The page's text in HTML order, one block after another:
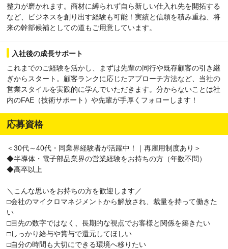
整力が磨かれます。商材に縛られず自ら新しい仕入れ先を開拓する
など、ビジネスを創り出す経験も可能！実績と信頼を積み重ね、将
来の幹部候補としての道もご用意しています。
入社後の成長サポート
これまでのご経験を活かし、まずは先輩の同行や既存顧客の引き継
ぎからスタート。顧客ランクに応じたアプローチ方法など、当社の
営業スタイルを実践的に学んでいただきます。分からないことは社
内のFAE（技術サポート）や先輩が手厚くフォローします！
応募資格
＜30代～40代・同業界経験者が活躍中！｜再雇用制度あり＞
◆半導体・電子部品業界の営業経験をお持ちの方（年数不問）
◆高卒以上
＼こんな思いをお持ちの方を歓迎します／
□会社のマイクロマネジメントから解放され、裁量を持って働きた
い
□目先の数字ではなく、長期的な視点でお客様と関係を築きたい
□しっかり給与や賞与で還元してほしい
□自分の時間も大切にできる環境へ移りたい